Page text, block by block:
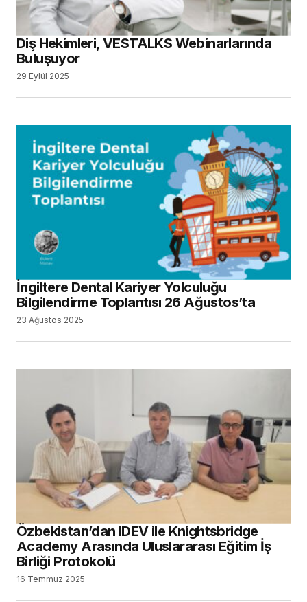
Diş Hekimleri, VESTALKS Webinarlarında
Buluşuyor
29 Eylül 2025
İngiltere Dental Kariyer Yolculuğu
Bilgilendirme Toplantısı 26 Ağustos’ta
23 Ağustos 2025
Özbekistan’dan IDEV ile Knightsbridge
Academy Arasında Uluslararası Eğitim İş
Birliği Protokolü
16 Temmuz 2025